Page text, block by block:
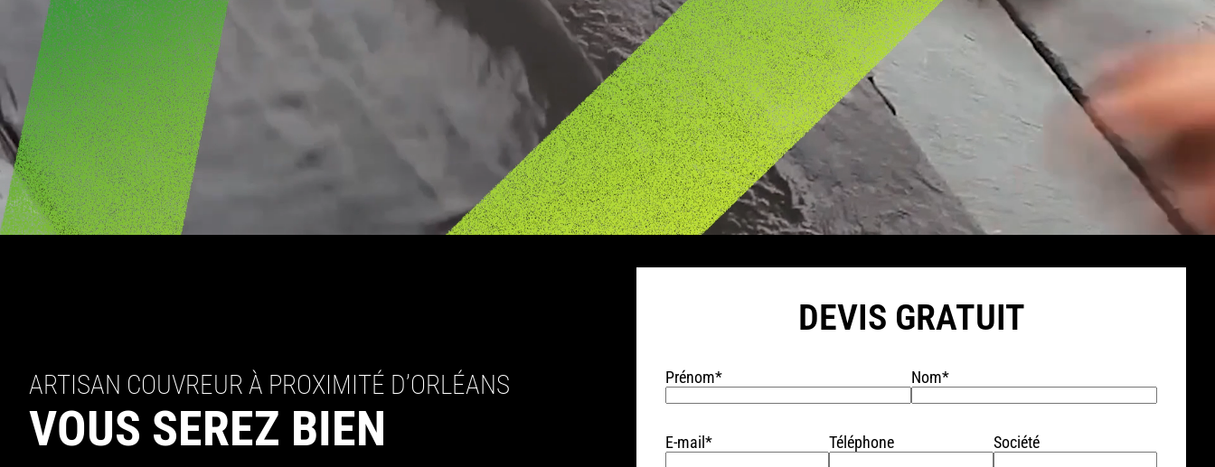
ARTISAN COUVREUR À PROXIMITÉ D’ORLÉANS
VOUS SEREZ BIEN
DEVIS GRATUIT
Prénom* Nom*
E-mail* Téléphone Société